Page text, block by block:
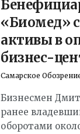
«Биомед»
активы в
бизнес-
Самарское
Бизнесмен
ранее
оборотами